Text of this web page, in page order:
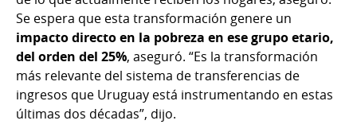
Se espera que esta transformación genere un
impacto directo en la pobreza en ese grupo etario,
del orden del 25%, aseguró. “Es la transformación
más relevante del sistema de transferencias de
ingresos que Uruguay está instrumentando en estas
últimas dos décadas”, dijo.